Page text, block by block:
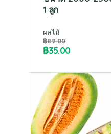
1 ลูก
ผลไม้
฿89.00
฿35.00